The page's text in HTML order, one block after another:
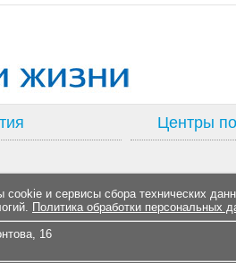
Центры
и сервисы сбора технических
Политика обработки персональных
16